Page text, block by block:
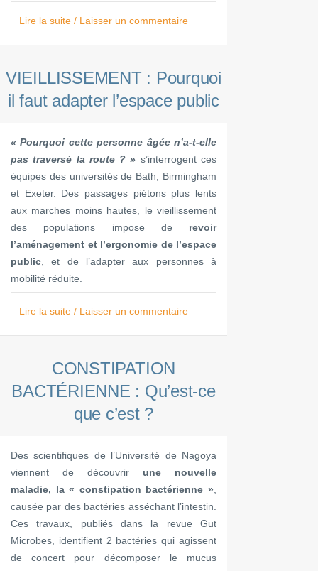
Lire la suite / Laisser un commentaire
VIEILLISSEMENT : Pourquoi
il faut adapter l’espace public
« Pourquoi cette personne âgée n’a-t-elle
pas traversé la route ? » s’interrogent ces
équipes des universités de Bath, Birmingham
et Exeter. Des passages piétons plus lents
aux marches moins hautes, le vieillissement
des populations impose de revoir
l’aménagement et l’ergonomie de l’espace
public , et de l’adapter aux personnes à
mobilité réduite.
Lire la suite / Laisser un commentaire
CONSTIPATION
BACTÉRIENNE : Qu’est-ce
que c’est ?
Des scientifiques de l’Université de Nagoya
viennent de découvrir une nouvelle
maladie, la « constipation bactérienne »
causée par des bactéries asséchant l’intestin.
Ces travaux, publiés dans la revue Gut
Microbes, identifient 2 bactéries qui agissent
de concert pour décomposer le mucus